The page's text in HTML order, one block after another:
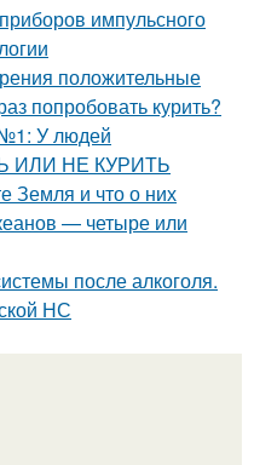
импульсного
положительные
попробовать курить?
У людей
ИЛИ НЕ КУРИТЬ
Земля и что о них
— четыре или
после алкоголя.
НС